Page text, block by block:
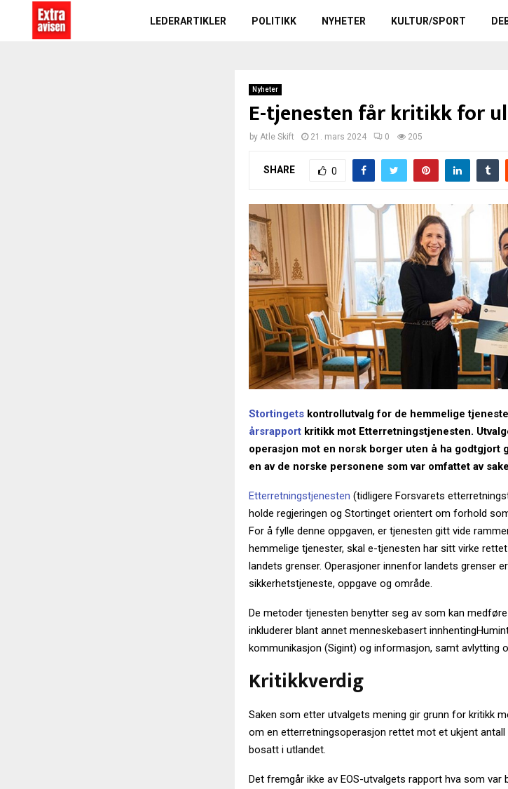
LEDERARTIKLER POLITIKK NYHETER KULTUR/SPORT
Nyheter
E-tjenesten får kritikk for
by Atle Skift 21. mars 2024 0 205
SHARE 0
Stortingets kontrollutvalg for de hemmelige
årsrapport kritikk mot Etterretningstjenesten.
operasjon mot en norsk borger uten å ha
en av de norske personene som var omfattet av
Etterretningstjenesten (tidligere Forsvarets
holde regjeringen og Stortinget orientert om forhold
For å fylle denne oppgaven, er tjenesten gitt vide
hemmelige tjenester, skal e-tjenesten har sitt virke
landets grenser. Operasjoner innenfor landets grenser
sikkerhetstjeneste, oppgave og område.
De metoder tjenesten benytter seg av som kan
inkluderer blant annet menneskebasert
kommunikasjon (Sigint) og informasjon, samt avlytting
Kritikkverdig
Saken som etter utvalgets mening gir grunn for kritikk
om en etterretningsoperasjon rettet mot et ukjent
bosatt i utlandet.
Det fremgår ikke av EOS-utvalgets rapport hva som